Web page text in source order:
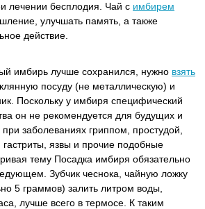
лечении бесплодия. Чай с имбирем
улучшать память, а также
действие.
имбирь лучше сохранился, нужно взять
посуду (не металлическую) и
Поскольку у имбиря специфический
он не рекомендуется для будущих и
заболеваниях гриппом, простудой,
гастриты, язвы и прочие подобные
тему Посадка имбиря обязательно
Зубчик чеснока, чайную ложку
5 граммов) залить литром воды,
лучше всего в термосе. К таким